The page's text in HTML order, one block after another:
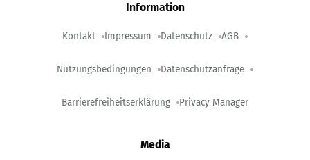
Information
Kontakt Impressum Datenschutz AGB
Nutzungsbedingungen Datenschutzanfrage
Barrierefreiheitserklärung Privacy Manager
Media